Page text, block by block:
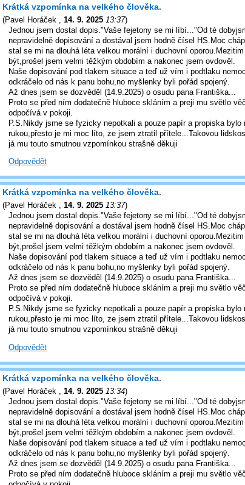
Krátká vzpomínka na velkého člověka.
(Pavel Horáček 14. 9. 2025 13:37)
Jednou jsem dostal dopis."Vaše fejetony se mi líbí..."Od té
nepravidelně dopisování a dostával jsem hodně čísel HS.Moc
stal se mi na dlouhá léta velkou morální i duchovní
být,prošel jsem velmi těžkým obdobím a nakonec jsem ovdověl.
Naše dopisování pod tlakem situace a teď už vím i podtlaku
odkráčelo od nás k panu bohu,no myšlenky byli pořád spojený.
Až dnes jsem se dozvěděl (14.9.2025) o osudu pana Františka...
Proto se před ním dodatečně hluboce skláním a preji mu světlo
odpočívá v pokoji.
P.S.Nikdy jsme se fyzicky nepotkali a pouze papír a propiska bylo
rukou,přesto je mi moc líto, ze jsem ztratil přítele...Takovou
já mu touto smutnou vzpomínkou strašně děkuji
Odpovědět
Krátká vzpomínka na velkého člověka.
(Pavel Horáček , 14. 9. 2025 13:37)
Jednou jsem dostal dopis."Vaše fejetony se mi líbí..."Od té
nepravidelně dopisování a dostával jsem hodně čísel HS.Moc
stal se mi na dlouhá léta velkou morální i duchovní oporou.Mezitim
být,prošel jsem velmi těžkým obdobím a nakonec jsem ovdověl.
Naše dopisování pod tlakem situace a teď už vím i podtlaku
odkráčelo od nás k panu bohu,no myšlenky byli pořád spojený.
Až dnes jsem se dozvěděl (14.9.2025) o osudu pana Františka...
Proto se před ním dodatečně hluboce skláním a preji mu světlo
odpočívá v pokoji.
P.S.Nikdy jsme se fyzicky nepotkali a pouze papír a propiska bylo
rukou,přesto je mi moc líto, ze jsem ztratil přítele...Takovou
já mu touto smutnou vzpomínkou strašně děkuji
Odpovědět
Krátká vzpomínka na velkého člověka.
(Pavel Horáček , 14. 9. 2025 13:34)
Jednou jsem dostal dopis."Vaše fejetony se mi líbí..."Od té
nepravidelně dopisování a dostával jsem hodně čísel HS.Moc
stal se mi na dlouhá léta velkou morální i duchovní oporou.Mezitim
být,prošel jsem velmi těžkým obdobím a nakonec jsem ovdověl.
Naše dopisování pod tlakem situace a teď už vím i podtlaku
odkráčelo od nás k panu bohu,no myšlenky byli pořád spojený.
Až dnes jsem se dozvěděl (14.9.2025) o osudu pana Františka...
Proto se před ním dodatečně hluboce skláním a preji mu světlo